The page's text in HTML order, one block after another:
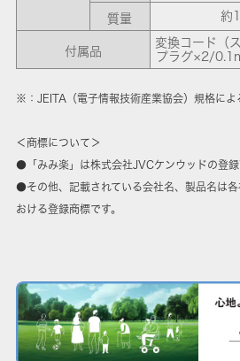
質量
約
付属品
変換コード（
プラグ×2/
※：JEITA（電子情報技術産業協会）規格によ
＜商標について＞
●「みみ楽」は株式会社JVCケンウッドの登録
●その他、記載されている会社名、製品名は
おける登録商標です。